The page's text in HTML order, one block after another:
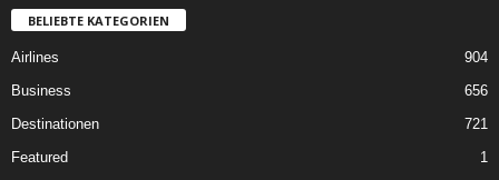
BELIEBTE KATEGORIEN
Airlines
904
Business
656
Destinationen
721
Featured
1